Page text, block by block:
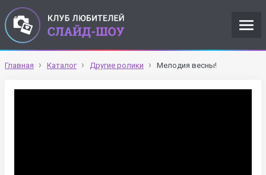
Главная Каталог Другие ролики Мелодия весны!